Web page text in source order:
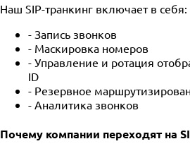
Наш SIP-транкинг включает в себя:
- Запись звонков
- Маскировка номеров
- Управление и ротация
ID
- Резервное
- Аналитика звонков
Почему компании переходят на